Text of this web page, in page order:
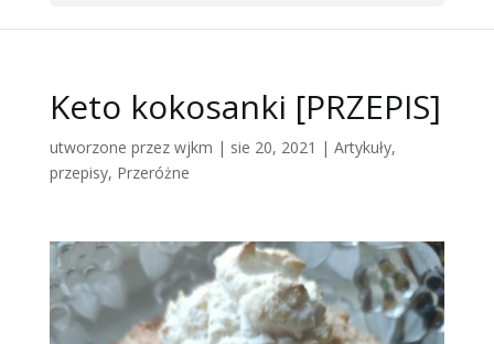
Keto kokosanki [PRZEPIS]
utworzone przez wjkm | sie 20, 2021 | Artykuły,
przepisy, Przeróżne